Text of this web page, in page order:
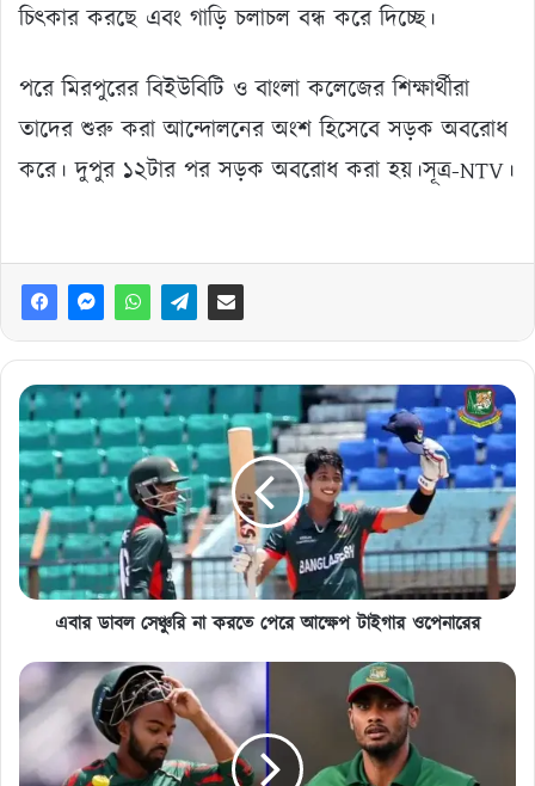
চিৎকার করছে এবং গাড়ি চলাচল বন্ধ করে দিচ্ছে।
পরে মিরপুরের বিইউবিটি ও বাংলা কলেজের শিক্ষার্থীরা
তাদের শুরু করা আন্দোলনের অংশ হিসেবে সড়ক অবরোধ
করে। দুপুর ১২টার পর সড়ক অবরোধ করা হয়।সূত্র-NTV।
এবার
ডাবল
সেঞ্চুরি
না
করতে
পেরে
আক্ষেপ
টাইগার
ওপেনারের
এবার ডাবল সেঞ্চুরি না করতে পেরে আক্ষেপ টাইগার ওপেনারের
এবার
কোটা
বাতিল
আন্দোলনে
শিক্ষার্থীদের